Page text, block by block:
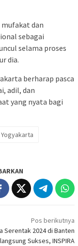
dan
sebagai
selama proses
dia.
berharap pasca
adil, dan
yang nyata bagi
Yogyakarta
Pos berikutnya
Serentak 2024 di Banten
Sukses, INSPIRA